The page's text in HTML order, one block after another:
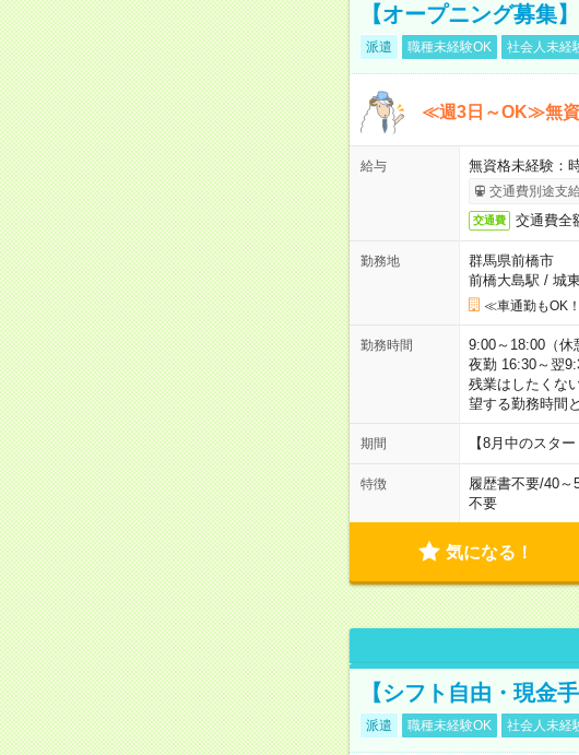
【オープニング募集
派遣 職種未経験OK 社会人未経
≪週3日～OK≫無資
給与 無資格未経験
交通費別途支
交通費 交通費全
勤務地
群馬県前橋市
前橋大島駅 / 城
≪車通勤もOK
勤務時間
9:00～18:00（
夜勤 16:30～翌
残業はしたくな
望する勤務時間
期間 【8月中のスタ
特徴 履歴書不要/40～
不要
気になる！
【シフト自由・現金
派遣 職種未経験OK 社会人未経